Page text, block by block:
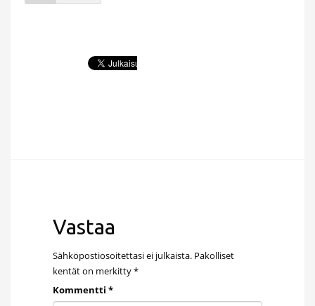
Vastaa
Sähköpostiosoitettasi ei julkaista. Pakolliset
kentät on merkitty*
Kommentti *